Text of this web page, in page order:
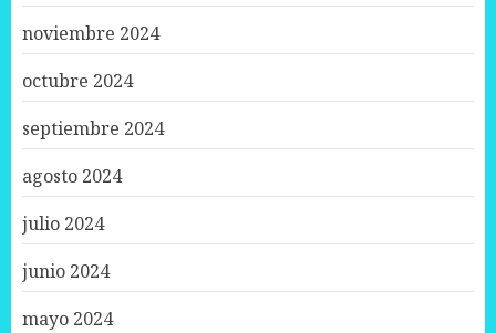
noviembre 2024
octubre 2024
septiembre 2024
agosto 2024
julio 2024
junio 2024
mayo 2024